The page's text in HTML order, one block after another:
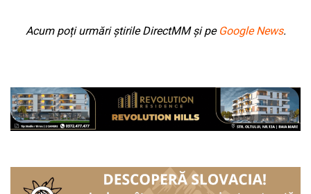
Acum poți urmări știrile DirectMM și pe Google News.